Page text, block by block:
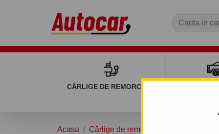
CÂRLIGE DE REMORCARE
Acasa Cârlige de remorcare